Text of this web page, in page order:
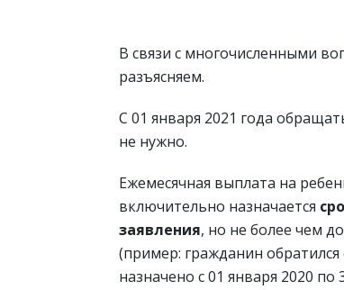
В связи с многочисленными
разъясняем.
С 01 января 2021 года
не нужно.
Ежемесячная выплата на
включительно назначается
заявления, но не более чем
(пример: гражданин
назначено с 01 января 2020 по